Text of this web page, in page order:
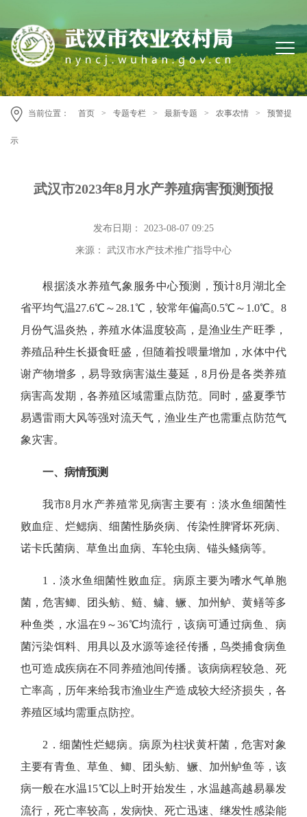
当前位置： 首页 > 专题专栏 > 最新专题 > 农事农情 > 预警提
示
武汉市2023年8月水产养殖病害预测预报
发布日期： 2023-08-07 09:25
来源： 武汉市水产技术推广指导中心
根据淡水养殖气象服务中心预测，预计8月湖北全
省平均气温27.6℃～28.1℃，较常年偏高0.5℃～1.0℃。8
月份气温炎热，养殖水体温度较高，是渔业生产旺季，
养殖品种生长摄食旺盛，但随着投喂量增加，水体中代
谢产物增多，易导致病害滋生蔓延，8月份是各类养殖
病害高发期，各养殖区域需重点防范。同时，盛夏季节
易遇雷雨大风等强对流天气，渔业生产也需重点防范气
象灾害。
一、 病情预测
我市8 月水产养殖常见病害主要有：淡水鱼细菌性
败血症、烂鳃病、细菌性肠炎病
传染性脾肾坏死病
诺卡氏菌病、草鱼出血病、车轮虫病、锚头鳋病等。
1．淡水鱼细菌性败血症。 病原主要为嗜水气单胞
菌，危害鲫、团头鲂、鲢、鳙、鳜、加州鲈、黄鳝等多
种鱼类，水温在9～36℃均流行，该病可通过病鱼、病
菌污染饵料、用具以及水源等途径传播，鸟类捕食病鱼
也可造成疾病在不同养殖池间传播。该病病程较急、死
亡率高，历年来给我市渔业生产造成较大经济损失，各
养殖区域均需重点防控。
2．细菌性烂鳃病。病原为柱状黄杆菌，危害对象
主要有青鱼、草鱼、鲫、团头鲂、鳜、加州鲈鱼等，该
病一般在水温15℃以上时开始发生，水温越高越易暴发
流行，死亡率较高，发病快、死亡迅速、继发性感染能